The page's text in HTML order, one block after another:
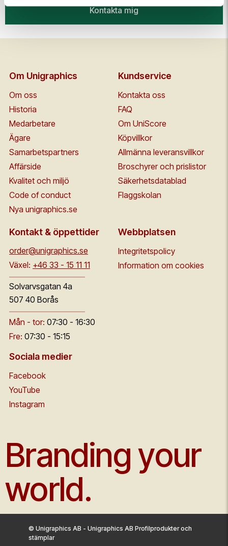
Kontakta mig
Om Unigraphics
Om oss
Historia
Medarbetare
Ägare
Samarbetspartners
Affärside
Kvalitet och miljö
Code of conduct
Nya unigraphics.se
Kundservice
Kontakta oss
FAQ
Om UniScore
Köpvillkor
Allmänna leveransvillkor
Broschyrer och prislistor
Säkerhetsdatablad
Flaggskolan
Kontakt & öppettider
order@unigraphics.se
Växel: +46 33 - 15 11 11
Solvarvsgatan 4a
507 40 Borås
Mån - tor: 07:30 - 16:30
Fre: 07:30 - 15:15
Webbplatsen
Integritetspolicy
Information om cookies
Sociala medier
Facebook
YouTube
Instagram
Branding your
world.
© Unigraphics AB - Unigraphics AB Profilprodukter och
stämplar